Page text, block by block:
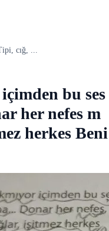
cığ, ...
bu ses
her nefes m
herkes Beni